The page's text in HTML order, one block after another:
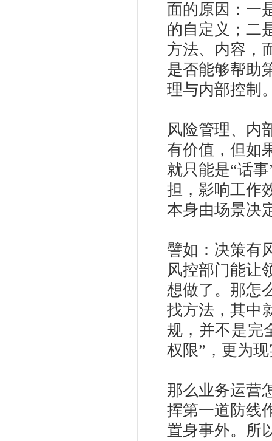
面的原因：一
的自定义；二
方法、内容，
是否能够帮助
理与内部控制
风险管理、内
有价值，但如
就只能是“话
担，影响工作
本身由场景决
譬如：决策有
风控部门能让
想做了。那怎
找方法，其中
规，并不是完
权限”，更为
那么业务运营
挥第一道防线
置身事外。所